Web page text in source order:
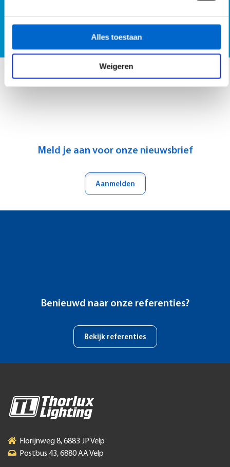
Alles toestaan
Weigeren
Meld je aan voor onze nieuwsbrief
Aanmelden
Benieuwd naar onze referenties?
Bekijk referenties
Florijnweg 8, 6883 JP Velp
Postbus 43, 6880 AA Velp